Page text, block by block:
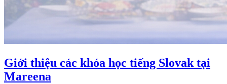
Giới thiệu các khóa học tiếng Slovak tại
Mareena